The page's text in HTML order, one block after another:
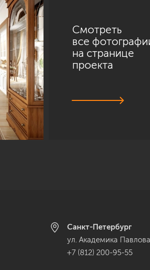
Смотреть
все
на странице
проекта
Санкт-Петербург
ул. Академика
+7 (812) 200-95-55